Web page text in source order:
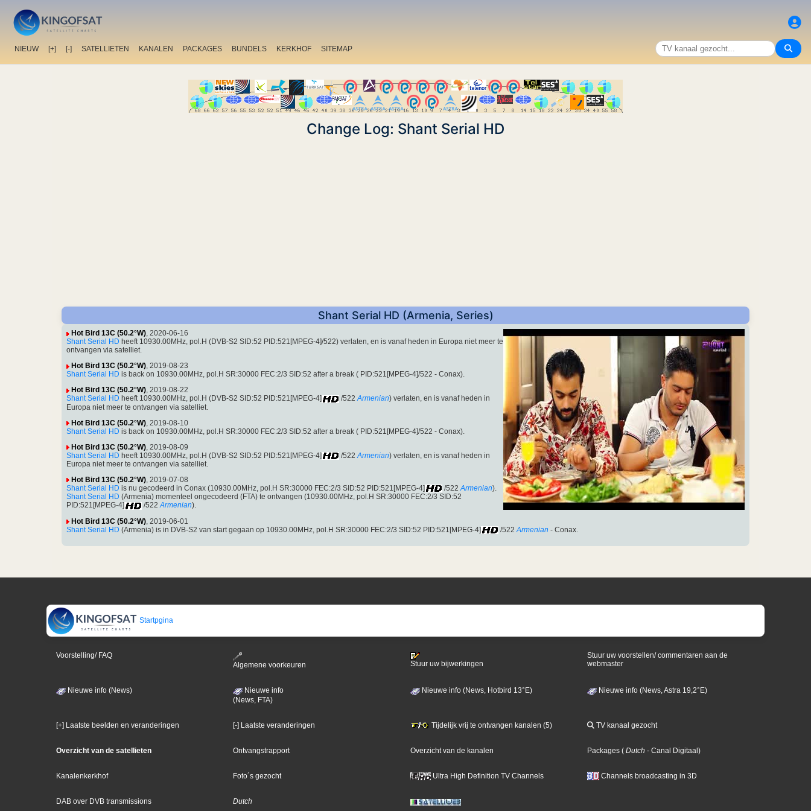
NIEUW [+] [-] SATELLIETEN KANALEN PACKAGES BUNDELS KERKHOF SITEMAP
Change Log: Shant Serial HD
Shant Serial HD (Armenia, Series)
Hot Bird 13C (50.2°W), 2020-06-16
Shant Serial HD heeft 10930.00MHz, pol.H (DVB-S2 SID:52 PID:521[MPEG-4]/522) verlaten, en is vanaf heden in Europa niet meer te
ontvangen via satelliet.
Hot Bird 13C (50.2°W), 2019-08-23
Shant Serial HD is back on 10930.00MHz, pol.H SR:30000 FEC:2/3 SID:52 after a break ( PID:521[MPEG-4]/522 - Conax).
Hot Bird 13C (50.2°W), 2019-08-22
Shant Serial HD heeft 10930.00MHz, pol.H (DVB-S2 SID:52 PID:521[MPEG-4] /522 Armenian) verlaten, en is vanaf heden in
Europa niet meer te ontvangen via satelliet.
Hot Bird 13C (50.2°W) , 2019-08-10
Shant Serial HD is back on 10930.00MHz, pol.H SR:30000 FEC:2/3 SID:52 after a break ( PID:521[MPEG-4]/522 - Conax).
Hot Bird 13C (50.2°W) , 2019-08-09
Shant Serial HD heeft 10930.00MHz, pol.H (DVB-S2 SID:52 PID:521[MPEG-4] /522 Armenian) verlaten, en is vanaf heden in
Europa niet meer te ontvangen via satelliet.
Hot Bird 13C (50.2°W), 2019-07-08
Shant Serial HD is nu gecodeerd in Conax (10930.00MHz, pol.H SR:30000 FEC:2/3 SID:52 PID:521[MPEG-4] /522 Armenian).
Shant Serial HD (Armenia) momenteel ongecodeerd (FTA) te ontvangen (10930.00MHz, pol.H SR:30000 FEC:2/3 SID:52
PID:521[MPEG-4]
/522 Armenian).
Hot Bird 13C (50.2°W) , 2019-06-01
Shant Serial HD (Armenia) is in DVB-S2 van start gegaan op 10930.00MHz, pol.H SR:30000 FEC:2/3 SID:52 PID:521[MPEG-4] /522 Armenian - Conax.
Startpgina
Voorstelling/ FAQ
Algemene voorkeuren
Stuur uw bijwerkingen
Stuur uw voorstellen/ commentaren aan de
webmaster
Nieuwe info (News)
Nieuwe info
(News, FTA)
Nieuwe info (News, Hotbird 13°E) Nieuwe info (News, Astra 19,2°E)
[+] Laatste beelden en veranderingen [-] Laatste veranderingen Tijdelijk vrij te ontvangen kanalen (5) TV kanaal gezocht
Overzicht van de satellieten Ontvangstrapport Overzicht van de kanalen Packages ( Dutch - Canal Digitaal)
Kanalenkerkhof Foto´s gezocht Ultra High Definition TV Channels Channels broadcasting in 3D
DAB over DVB transmissions Dutch